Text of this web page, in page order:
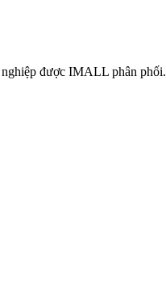
nghiệp được IMALL phân phối.